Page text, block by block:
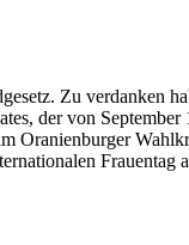
Zu verdanken
der von
Oranienburger
Frauentag